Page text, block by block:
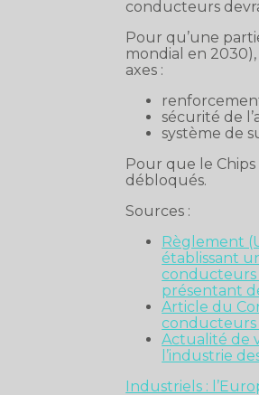
conducteurs
Pour qu’une
mondial en
axes :
sécurité de
système de
Pour que le Chips
débloqués.
Sources :
Règlement
établissant
conducteurs
présentant
Article du
conducteurs
Actualité de
l’industrie
Industriels :